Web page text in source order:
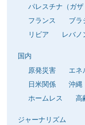
パレスチナ（ガザ
フランス
ブラ
リビア
レバノ
国内
原発災害
エネ
日米関係
沖縄
ホームレス
高
ジャーナリズム